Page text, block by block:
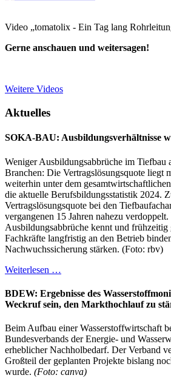
Video „tomatolix - Ein Tag lang
Gerne anschauen und weitersagen!
Weitere Videos
Aktuelles
SOKA-BAU: Ausbildungsverhältnisse
Weniger Ausbildungsabbrüche im Tiefbau
Branchen: Die Vertragslösungsquote liegt
weiterhin unter dem
die aktuelle Berufsbildungsstatistik 2024.
Vertragslösungsquote bei den
vergangenen 15 Jahren nahezu
Ausbildungsabbrüche kennt und frühzeitig
Fachkräfte langfristig an den Betrieb
Nachwuchssicherung stärken. (Foto: rbv)
Weiterlesen …
BDEW: Ergebnisse des
Weckruf sein, den Markthochlauf zu
Beim Aufbau einer Wasserstoffwirtschaft
Bundesverbands der Energie- und
erheblicher Nachholbedarf. Der Verband
Großteil der geplanten Projekte bislang
wurde. (Foto: canva)